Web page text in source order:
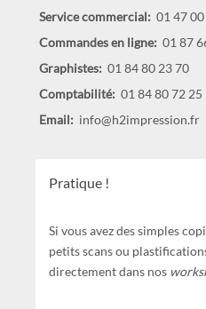
Service commercial: 01 47
Commandes en ligne: 01 87
Graphistes: 01 84 80 23 70
Comptabilité: 01 84 80 72 25
Email: info@h2impression.fr
Pratique !
Si vous avez des simples
petits scans ou
directement dans nos